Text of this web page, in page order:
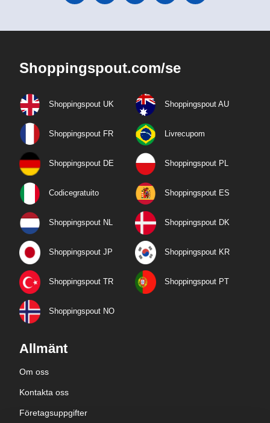
Shoppingspout.com/se
Shoppingspout UK Shoppingspout AU
Shoppingspout FR Livrecupom
Shoppingspout DE Shoppingspout PL
Codicegratuito Shoppingspout ES
Shoppingspout NL Shoppingspout DK
Shoppingspout JP Shoppingspout KR
Shoppingspout TR Shoppingspout PT
Shoppingspout NO
Allmänt
Om oss
Kontakta oss
Företagsuppgifter